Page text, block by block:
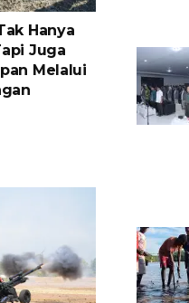
Hanya
Juga
Melalui